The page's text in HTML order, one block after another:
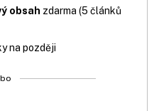
obsah zdarma (5 článků
na později